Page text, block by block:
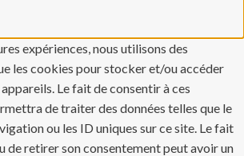
expériences, nous utilisons des
les cookies pour stocker et/ou accéder
Le fait de consentir à ces
de traiter des données telles que le
ou les ID uniques sur ce site. Le fait
de retirer son consentement peut avoir un